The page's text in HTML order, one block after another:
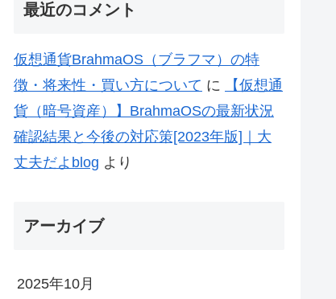
最近のコメント
仮想通貨BrahmaOS（ブラフマ）の特
徴・将来性・買い方について に
【仮想通
貨（暗号資産）】BrahmaOSの最新状況
確認結果と今後の対応策[2023年版]｜大
丈夫だよblog より
アーカイブ
2025年10月